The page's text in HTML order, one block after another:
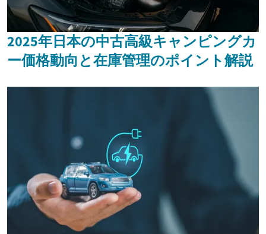
2025年日本の中古高級キャンピングカ
ー価格動向と在庫管理のポイント解説